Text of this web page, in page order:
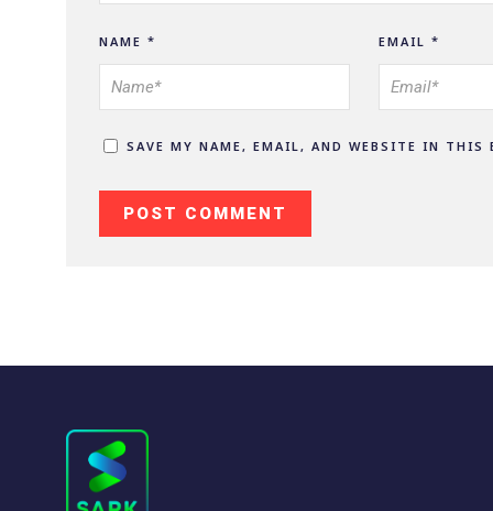
NAME * EMAIL *
SAVE MY NAME, EMAIL, AND WEBSITE IN THIS